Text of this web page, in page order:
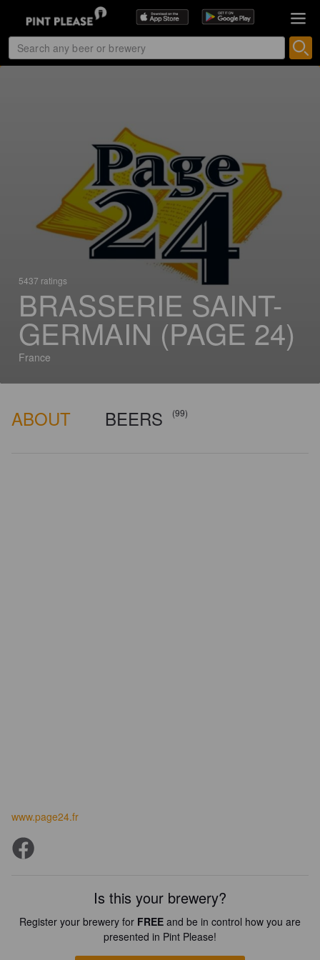
5437 ratings
BRASSERIE SAINT-
GERMAIN (PAGE 24)
France
ABOUT BEERS (99)
www.page24.fr
Is this your brewery?
Register your brewery for FREE and be in control how you are
presented in Pint Please!